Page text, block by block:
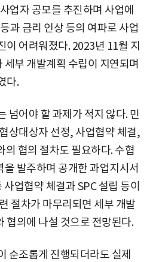
업자 공모를 추진하며 사업에
과 금리 인상 등의 여파로 사업
이 어려워졌다. 2023년 11월 지
부 개발계획 수립이 지연되며
다.
넘어야 할 과제가 적지 않다. 민
상대상자 선정, 사업협약 체결,
의 협의 절차도 필요하다. 수협
발주하며 공개한 과업지시서
업협약 체결과 SPC 설립 등이
절차가 마무리되면 세부 개발
협의에 나설 것으로 전망된다.
순조롭게 진행되더라도 실제